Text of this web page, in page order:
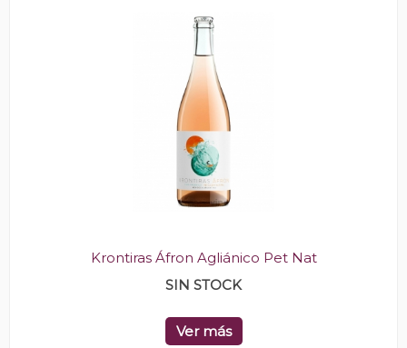
Krontiras Áfron Agliánico Pet Nat
SIN STOCK
Ver más